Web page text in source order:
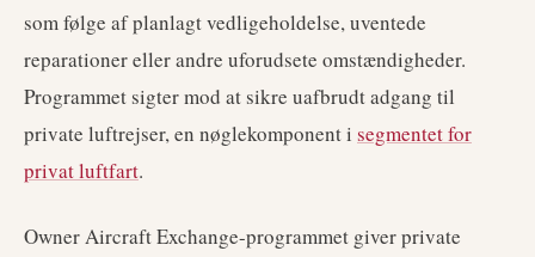
som følge af planlagt vedligeholdelse, uventede
reparationer eller andre uforudsete omstændigheder.
Programmet sigter mod at sikre uafbrudt adgang til
private luftrejser, en nøglekomponent i segmentet for
privat luftfart.
Owner Aircraft Exchange-programmet giver private